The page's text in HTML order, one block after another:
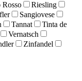
Rosso
Riesling
Sangiovese
Tannat
Tinta de
Vernatsch
Zinfandel